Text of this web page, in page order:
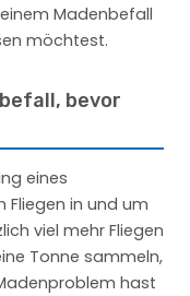
Madenbefall
möchtest.
bevor
eines
in und um
viel mehr Fliegen
Tonne sammeln,
hast